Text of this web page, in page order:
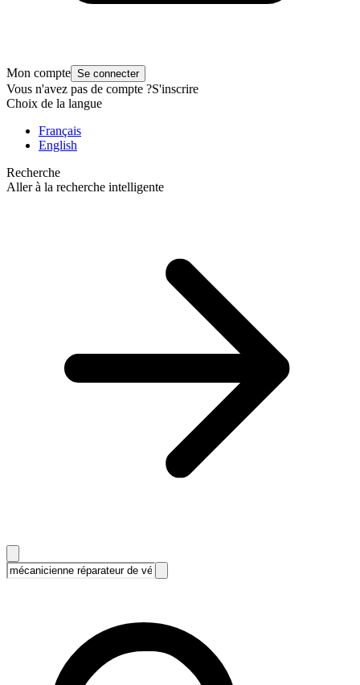
Mon compte Se connecter
Vous n'avez pas de compte ?S'inscrire
Choix de la langue
Français
English
Recherche
Aller à la recherche intelligente